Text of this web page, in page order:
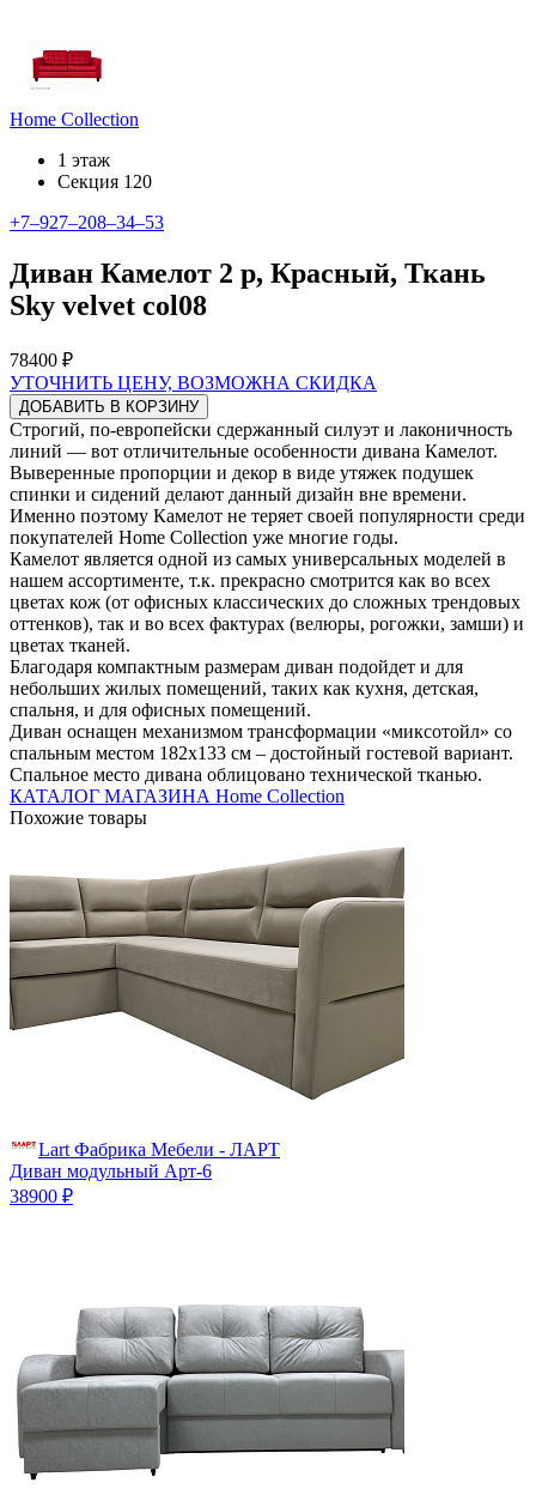
Home Collection
1 этаж
Секция 120
+7‒927‒208‒34‒53
Диван Камелот 2 р, Красный, Ткань
Sky velvet col08
78400 ₽
УТОЧНИТЬ ЦЕНУ, ВОЗМОЖНА СКИДКА
ДОБАВИТЬ В КОРЗИНУ
Строгий, по-европейски сдержанный силуэт и лаконичность
линий — вот отличительные особенности дивана Камелот.
Выверенные пропорции и декор в виде утяжек подушек
спинки и сидений делают данный дизайн вне времени.
Именно поэтому Камелот не теряет своей популярности среди
покупателей Home Collection уже многие годы.
Камелот является одной из самых универсальных моделей в
нашем ассортименте, т.к. прекрасно смотрится как во всех
цветах кож (от офисных классических до сложных трендовых
оттенков), так и во всех фактурах (велюры, рогожки, замши) и
цветах тканей.
Благодаря компактным размерам диван подойдет и для
небольших жилых помещений, таких как кухня, детская,
спальня, и для офисных помещений.
Диван оснащен механизмом трансформации «миксотойл» со
спальным местом 182х133 см – достойный гостевой вариант.
Спальное место дивана облицовано технической тканью.
КАТАЛОГ МАГАЗИНА Home Collection
Похожие товары
Lart Фабрика Мебели - ЛАРТ
Диван модульный Арт-6
38900 ₽